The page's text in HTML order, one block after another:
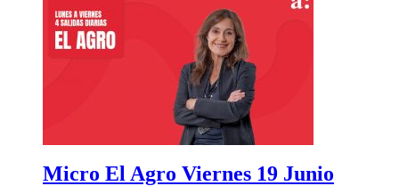
Micro El Agro Viernes 19 Junio